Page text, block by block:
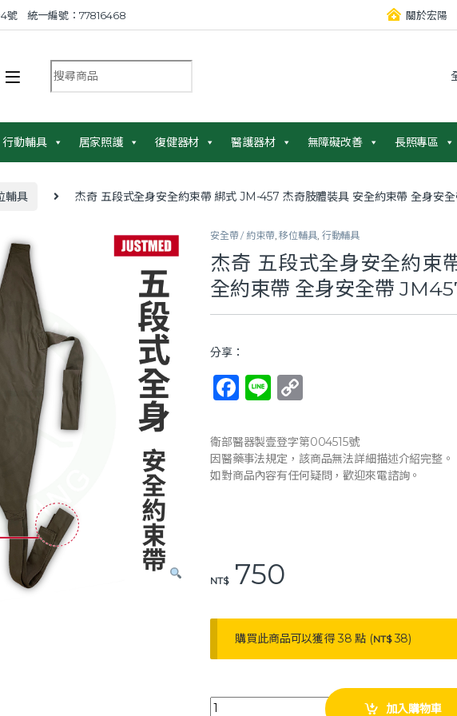
號 統一編號：77816468 關於宏陽
搜尋商品：
行動輔具 居家照護 復健器材 醫護器材 無障礙改善 長照專區
輔具 杰奇 五段式全身安全約束帶 綁式 JM-457 杰奇肢體裝具 安全約束帶 全身安
安全帶 / 約束帶,移位輔具, 行動輔具
杰奇 五段式全身安全約束
全約束帶 全身安全帶
分享：
F
c
e
b
k
Li
e p
y
Li
衛部醫器製壹登字第004515號
因醫藥事法規定，該商品無法詳細描述介紹完整。
如對商品內容有任何疑問，歡迎來電諮詢。
NT$750
購買此商品可以獲得 38 點 (NT$38)
杰奇 五段式全身安全約束帶 綁式 JM-457 杰奇
加入購物車